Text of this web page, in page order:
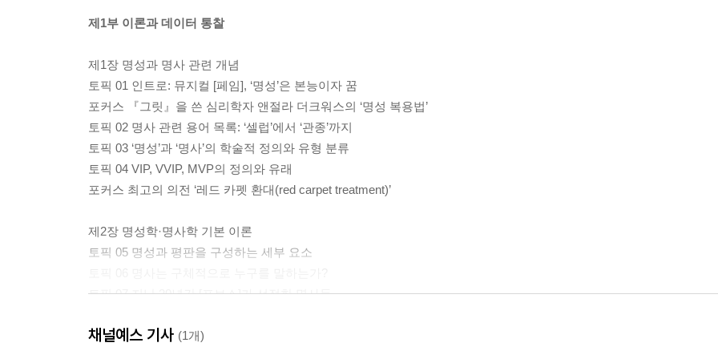
제1부 이론과 데이터 통찰
제1장 명성과 명사 관련 개념
토픽 01 인트로: 뮤지컬 [페임], ‘명성’은 본능이자 꿈
포커스 『그릿』을 쓴 심리학자 앤절라 더크워스의 ‘명성 복용법’
토픽 02 명사 관련 용어 목록: ‘셀럽’에서 ‘관종’까지
토픽 03 ‘명성’과 ‘명사’의 학술적 정의와 유형 분류
토픽 04 VIP, VVIP, MVP의 정의와 유래
포커스 최고의 의전 ‘레드 카펫 환대(red carpet treatment)’
제2장 명성학·명사학 기본 이론
토픽 05 명성과 평판을 구성하는 세부 요소
토픽 07 지난 20년간 [포브스]가 선정한 명사들
토픽 09 명사가 되면 생기는 놀라운 현상들
채널예스 기사 (1개)